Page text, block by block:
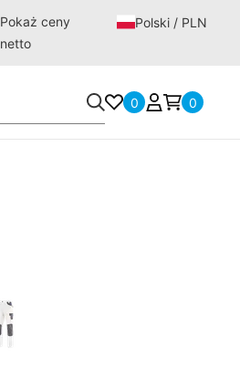
Pokaż ceny
netto
Polski / PLN
0 0